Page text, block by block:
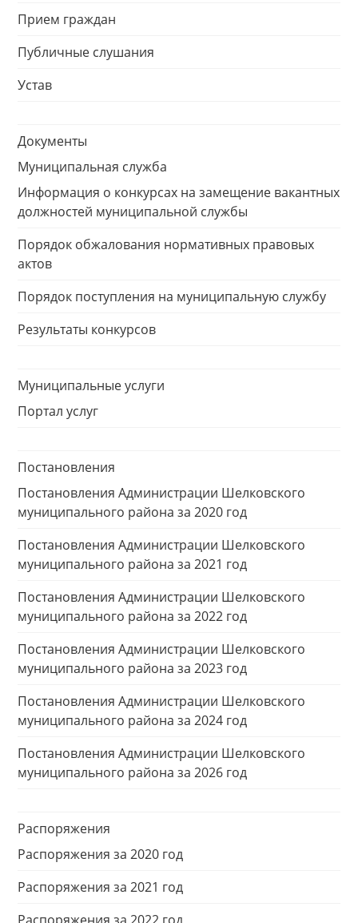
Прием граждан
Публичные слушания
Устав
Документы
Муниципальная служба
Информация о конкурсах на замещение вакантных
должностей муниципальной службы
Порядок обжалования нормативных правовых
актов
Порядок поступления на муниципальную службу
Результаты конкурсов
Муниципальные услуги
Портал услуг
Постановления
Постановления Администрации Шелковского
муниципального района за 2020 год
Постановления Администрации Шелковского
муниципального района за 2021 год
Постановления Администрации Шелковского
муниципального района за 2022 год
Постановления Администрации Шелковского
муниципального района за 2023 год
Постановления Администрации Шелковского
муниципального района за 2024 год
Постановления Администрации Шелковского
муниципального района за 2026 год
Распоряжения
Распоряжения за 2020 год
Распоряжения за 2021 год